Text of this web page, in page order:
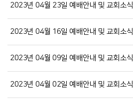
2023년 04월 23일 예배안내 및 교회소식
2023년 04월 16일 예배안내 및 교회소식
2023년 04월 09일 예배안내 및 교회소식
2023년 04월 02일 예배안내 및 교회소식